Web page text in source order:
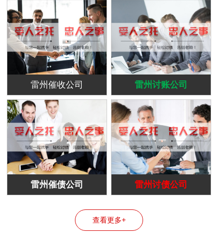
雷州催收公司 雷州讨账公司
雷州催债公司 雷州讨债公司
查看更多+